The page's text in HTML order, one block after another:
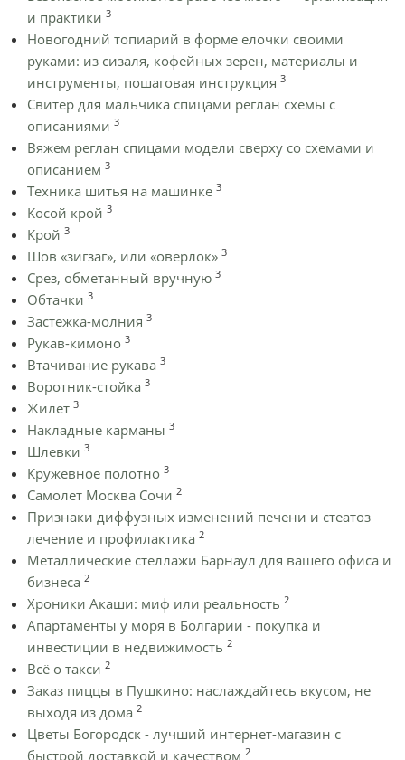
и практики 3
Новогодний топиарий в форме елочки своими
руками: из сизаля, кофейных зерен, материалы и
инструменты, пошаговая инструкция 3
Cвитер для мальчика спицами реглан схемы с
описаниями 3
Вяжем реглан спицами модели сверху со схемами и
описанием 3
Техника шитья на машинке 3
Косой крой 3
Крой 3
Шов «зигзаг», или «оверлок» 3
Срез, обметанный вручную 3
Обтачки 3
Застежка-молния 3
Рукав-кимоно 3
Втачивание рукава 3
Воротник-стойка 3
Жилет 3
Накладные карманы 3
Шлевки 3
Кружевное полотно 3
Самолет Москва Сочи 2
Признаки диффузных изменений печени и стеатоз
лечение и профилактика 2
Металлические стеллажи Барнаул для вашего офиса и
бизнеса 2
Хроники Акаши: миф или реальность 2
Апартаменты у моря в Болгарии - покупка и
инвестиции в недвижимость 2
Всё о такси 2
Заказ пиццы в Пушкино: наслаждайтесь вкусом, не
выходя из дома 2
Цветы Богородск - лучший интернет-магазин с
быстрой доставкой и качеством 2